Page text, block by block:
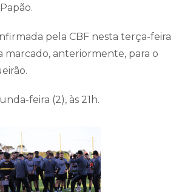
pela CBF nesta terça-feira
marcado, anteriormente, para o
feira (2), às 21h.